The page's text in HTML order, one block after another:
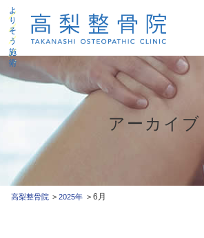
アーカイブ
高梨整骨院 2025年 6月